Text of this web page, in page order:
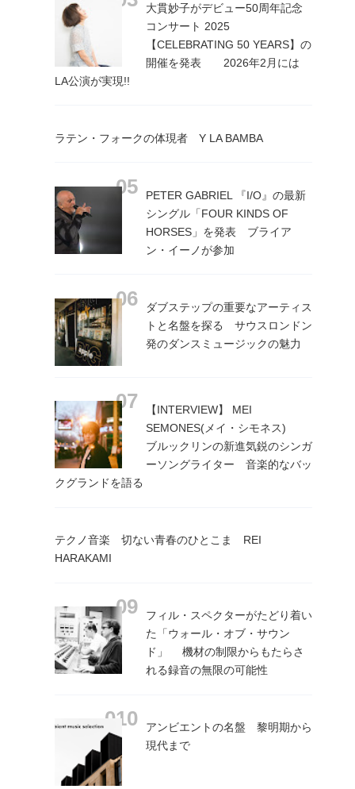
大貫妙子がデビュー50周年記念
コンサート 2025
【CELEBRATING 50 YEARS】の
開催を発表 2026年2月には
LA公演が実現!!
ラテン・フォークの体現者 Y LA BAMBA
PETER GABRIEL 『I/O』の最新
シングル「FOUR KINDS OF
HORSES」を発表 ブライア
ン・イーノが参加
ダブステップの重要なアーティス
トと名盤を探る サウスロンドン
発のダンスミュージックの魅力
【INTERVIEW】 MEI
SEMONES(メイ・シモネス)
ブルックリンの新進気鋭のシンガ
ーソングライター 音楽的なバッ
クグランドを語る
テクノ音楽 切ない青春のひとこま REI
HARAKAMI
フィル・スペクターがたどり着い
た「ウォール・オブ・サウン
ド」 機材の制限からもたらさ
れる録音の無限の可能性
アンビエントの名盤 黎明期から
現代まで